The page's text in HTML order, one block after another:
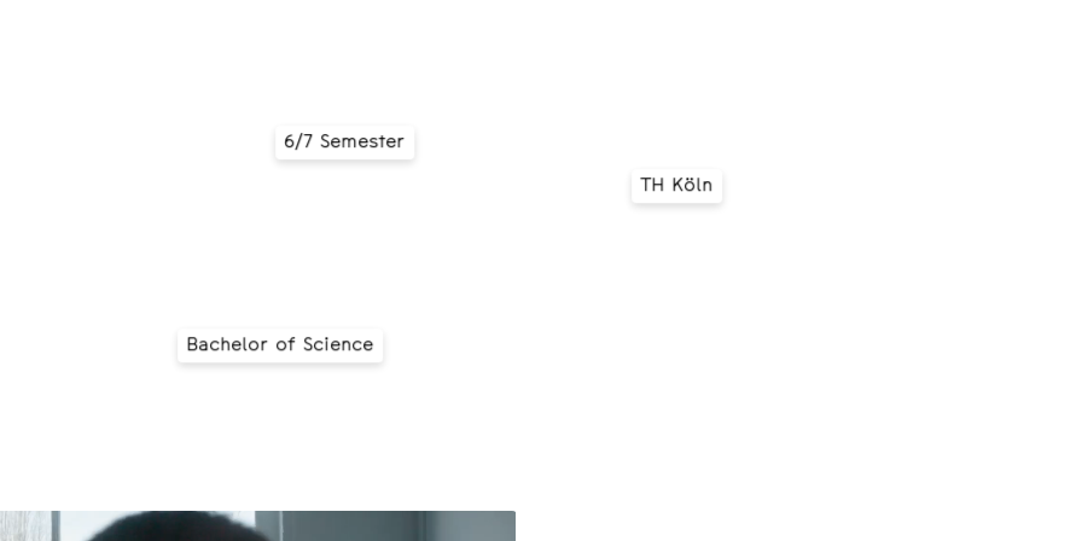
Code &
Context
6/7 Semester
TH Köln
Bachelor of Science